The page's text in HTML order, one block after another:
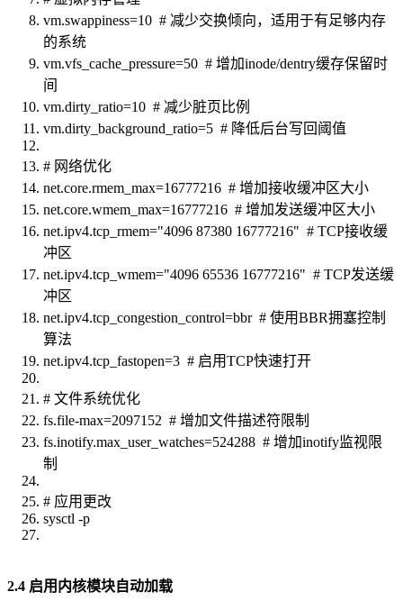
vm.swappiness=10 # 减少交换倾向，适用于有足够内存
的系统
vm.vfs_cache_pressure=50 # 增加inode/dentry缓存保留时
间
vm.dirty_ratio=10 # 减少脏页比例
vm.dirty_background_ratio=5 # 降低后台写回阈值
# 网络优化
net.core.rmem_max=16777216 # 增加接收缓冲区大小
net.core.wmem_max=16777216 # 增加发送缓冲区大小
net.ipv4.tcp_rmem="4096 87380 16777216" # TCP接收缓
冲区
net.ipv4.tcp_wmem="4096 65536 16777216" # TCP发送缓
冲区
net.ipv4.tcp_congestion_control=bbr # 使用BBR拥塞控制
算法
net.ipv4.tcp_fastopen=3 # 启用TCP快速打开
# 文件系统优化
fs.file-max=2097152 # 增加文件描述符限制
fs.inotify.max_user_watches=524288 # 增加inotify监视限
制
# 应用更改
sysctl -p
2.4 启用内核模块自动加载